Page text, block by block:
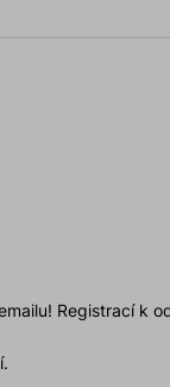
Registrací k